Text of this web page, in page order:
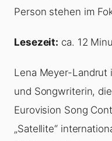
Person stehen im
Lesezeit: ca. 12
Lena Meyer-Landrut
und Songwriterin,
Eurovision Song
„Satellite“